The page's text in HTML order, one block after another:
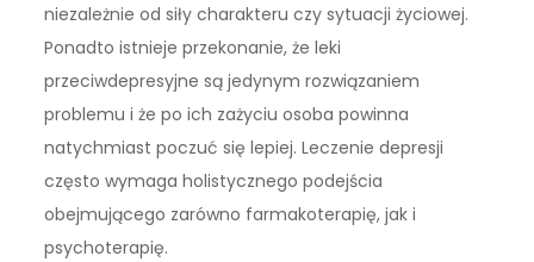
niezależnie od siły charakteru czy sytuacji życiowej.
Ponadto istnieje przekonanie, że leki
przeciwdepresyjne są jedynym rozwiązaniem
problemu i że po ich zażyciu osoba powinna
natychmiast poczuć się lepiej. Leczenie depresji
często wymaga holistycznego podejścia
obejmującego zarówno farmakoterapię, jak i
psychoterapię.